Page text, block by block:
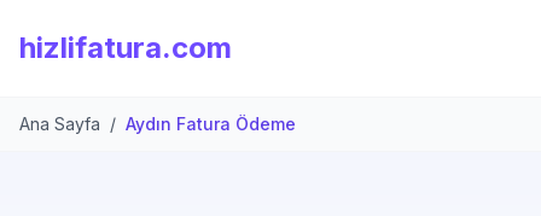
hizlifatura.com
Ana Sayfa / Aydın Fatura Ödeme